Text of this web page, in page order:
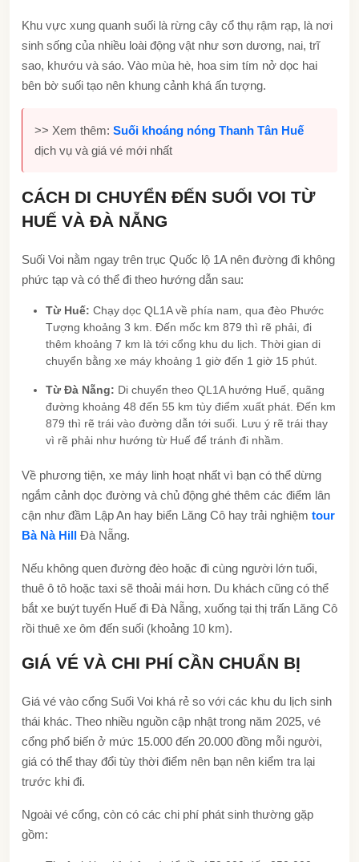
Khu vực xung quanh suối là rừng cây cổ thụ rậm rạp, là nơi
sinh sống của nhiều loài động vật như sơn dương, nai, trĩ
sao, khướu và sáo. Vào mùa hè, hoa sim tím nở dọc hai
bên bờ suối tạo nên khung cảnh khá ấn tượng.
>> Xem thêm: Suối khoáng nóng Thanh Tân Huế
dịch vụ và giá vé mới nhất
CÁCH DI CHUYỂN ĐẾN SUỐI VOI TỪ
HUẾ VÀ ĐÀ NẴNG
Suối Voi nằm ngay trên trục Quốc lộ 1A nên đường đi không
phức tạp và có thể đi theo hướng dẫn sau:
Từ Huế: Chạy dọc QL1A về phía nam, qua đèo Phước
Tượng khoảng 3 km. Đến mốc km 879 thì rẽ phải, đi
thêm khoảng 7 km là tới cổng khu du lịch. Thời gian di
chuyển bằng xe máy khoảng 1 giờ đến 1 giờ 15 phút.
Từ Đà Nẵng: Di chuyển theo QL1A hướng Huế, quãng
đường khoảng 48 đến 55 km tùy điểm xuất phát. Đến km
879 thì rẽ trái vào đường dẫn tới suối. Lưu ý rẽ trái thay
vì rẽ phải như hướng từ Huế để tránh đi nhầm.
Về phương tiện, xe máy linh hoạt nhất vì bạn có thể dừng
ngắm cảnh dọc đường và chủ động ghé thêm các điểm lân
cận như đầm Lập An hay biển Lăng Cô hay trải nghiệm tour
Bà Nà Hill Đà Nẵng.
Nếu không quen đường đèo hoặc đi cùng người lớn tuổi,
thuê ô tô hoặc taxi sẽ thoải mái hơn. Du khách cũng có thể
bắt xe buýt tuyến Huế đi Đà Nẵng, xuống tại thị trấn Lăng Cô
rồi thuê xe ôm đến suối (khoảng 10 km).
GIÁ VÉ VÀ CHI PHÍ CẦN CHUẨN BỊ
Giá vé vào cổng Suối Voi khá rẻ so với các khu du lịch sinh
thái khác. Theo nhiều nguồn cập nhật trong năm 2025, vé
cổng phổ biến ở mức 15.000 đến 20.000 đồng mỗi người,
giá có thể thay đổi tùy thời điểm nên bạn nên kiểm tra lại
trước khi đi.
Ngoài vé cổng, còn có các chi phí phát sinh thường gặp
gồm: